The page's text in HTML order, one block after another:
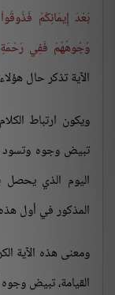
بَعْدَ إِيمَانِكُمْ
وُجُوهُهُمْ فَفِي رَحْمَةِ
الآية تذكر حال
ويكون ارتباط
تبيض وجوه وتسود
اليوم الذي يحصل
المذكور في أول
ومعنى هذه الآية
القيامة، تبيض